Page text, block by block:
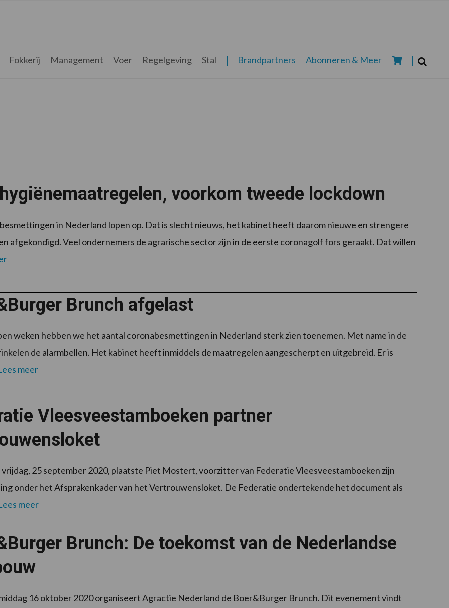
Fokkerij Management Voer Regelgeving Stal Brandpartners Abonneren & Meer
voorkom tweede lockdown
in Nederland lopen op. Dat is slecht nieuws, het kabinet heeft daarom nieuwe en strengere
afgekondigd. Veel ondernemers de agrarische sector zijn in de eerste coronagolf fors geraakt. Dat willen
Brunch afgelast
weken hebben we het aantal coronabesmettingen in Nederland sterk zien toenemen. Met name in de
de alarmbellen. Het kabinet heeft inmiddels de maatregelen aangescherpt en uitgebreid. Er is
meer
Vleesveestamboeken partner
25 september 2020, plaatste Piet Mostert, voorzitter van Federatie Vleesveestamboeken zijn
onder het Afsprakenkader van het Vertrouwensloket. De Federatie ondertekende het document als
meer
Brunch: De toekomst van de Nederlandse
16 oktober 2020 organiseert Agractie Nederland de Boer&Burger Brunch. Dit evenement vindt